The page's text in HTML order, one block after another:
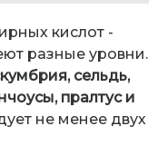
кислот -
разные уровни.
сельдь,
пралтус и
не менее двух